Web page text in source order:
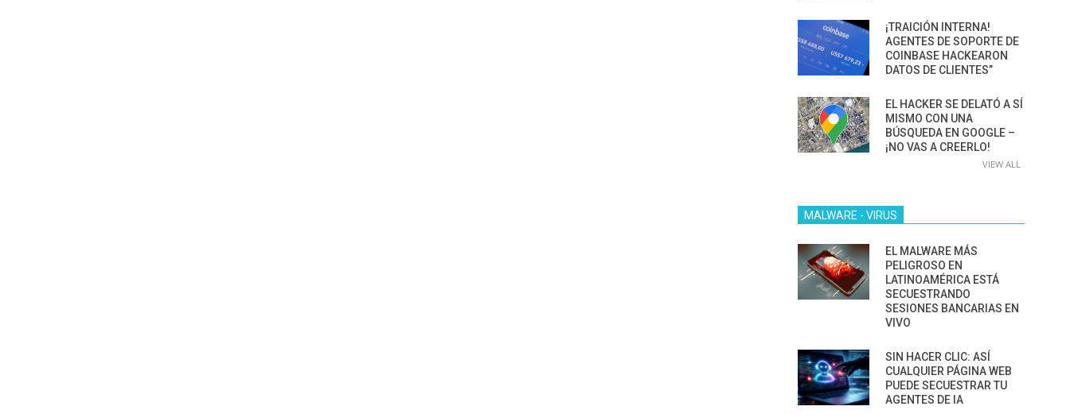
¡TRAICIÓN INTERNA!
AGENTES DE SOPORTE DE
COINBASE HACKEARON
DATOS DE CLIENTES”
EL HACKER SE DELATÓ A SÍ
MISMO CON UNA
BÚSQUEDA EN GOOGLE –
¡NO VAS A CREERLO!
VIEW ALL
MALWARE - VIRUS
EL MALWARE MÁS
PELIGROSO EN
LATINOAMÉRICA ESTÁ
SECUESTRANDO
SESIONES BANCARIAS EN
VIVO
SIN HACER CLIC: ASÍ
CUALQUIER PÁGINA WEB
PUEDE SECUESTRAR TU
AGENTES DE IA